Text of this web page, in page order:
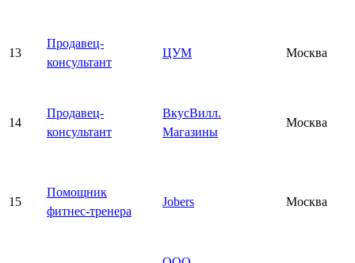
13
Продавец-
консультант
ЦУМ Москва
14
Продавец-
консультант
ВкусВилл.
Магазины
Москва
15
Помощник
фитнес-тренера
Jobers Москва